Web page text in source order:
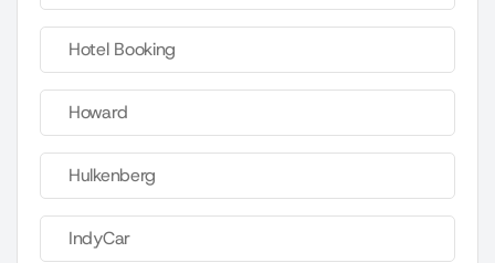
Hotel Booking
Howard
Hulkenberg
IndyCar